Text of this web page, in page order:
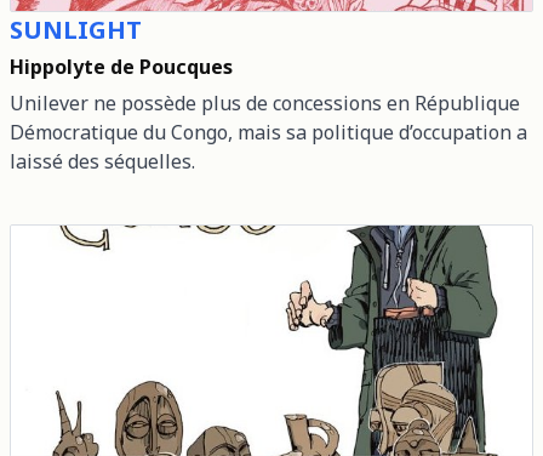
SUNLIGHT
Hippolyte de Poucques
Unilever ne possède plus de concessions en République
Démocratique du Congo, mais sa politique d’occupation a
laissé des séquelles.